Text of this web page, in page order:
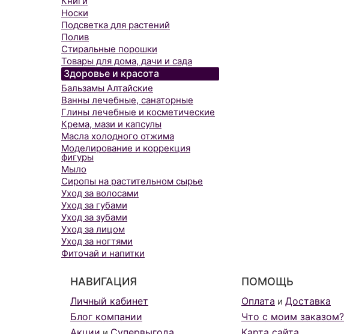
Носки
Подсветка для растений
Полив
Стиральные порошки
Товары для дома, дачи и сада
Здоровье и красота
Бальзамы Алтайские
Ванны лечебные, санаторные
Глины лечебные и косметические
Крема, мази и капсулы
Масла холодного отжима
Моделирование и коррекция
фигуры
Мыло
Сиропы на растительном сырье
Уход за волосами
Уход за губами
Уход за зубами
Уход за лицом
Уход за ногтями
Фиточай и напитки
НАВИГАЦИЯ
Личный кабинет
Блог компании
ПОМОЩЬ
Оплата и Доставка
Что с моим заказом?